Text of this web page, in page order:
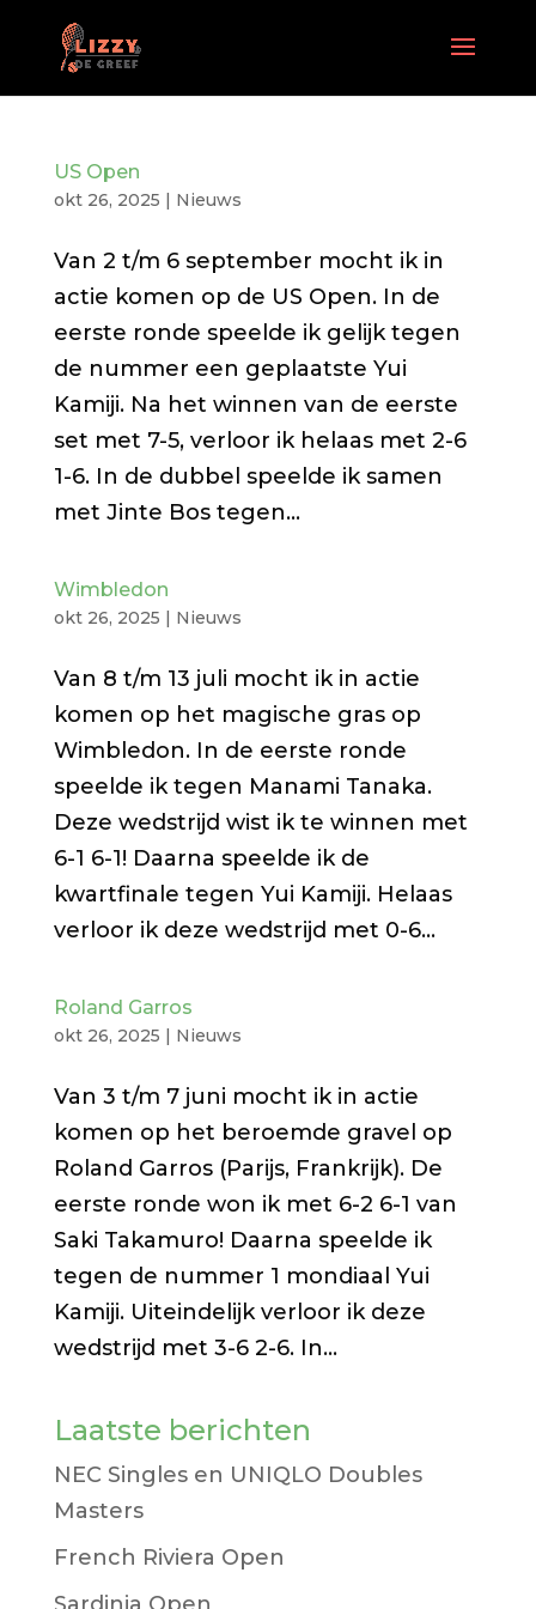
US Open
okt 26, 2025 | Nieuws
Van 2 t/m 6 september mocht ik in
actie komen op de US Open. In de
eerste ronde speelde ik gelijk tegen
de nummer een geplaatste Yui
Kamiji. Na het winnen van de eerste
set met 7-5, verloor ik helaas met 2-6
1-6. In de dubbel speelde ik samen
met Jinte Bos tegen...
Wimbledon
okt 26, 2025 | Nieuws
Van 8 t/m 13 juli mocht ik in actie
komen op het magische gras op
Wimbledon. In de eerste ronde
speelde ik tegen Manami Tanaka.
Deze wedstrijd wist ik te winnen met
6-1 6-1! Daarna speelde ik de
kwartfinale tegen Yui Kamiji. Helaas
verloor ik deze wedstrijd met 0-6...
Roland Garros
okt 26, 2025 | Nieuws
Van 3 t/m 7 juni mocht ik in actie
komen op het beroemde gravel op
Roland Garros (Parijs, Frankrijk). De
eerste ronde won ik met 6-2 6-1 van
Saki Takamuro! Daarna speelde ik
tegen de nummer 1 mondiaal Yui
Kamiji. Uiteindelijk verloor ik deze
wedstrijd met 3-6 2-6. In...
Laatste berichten
NEC Singles en UNIQLO Doubles
Masters
French Riviera Open